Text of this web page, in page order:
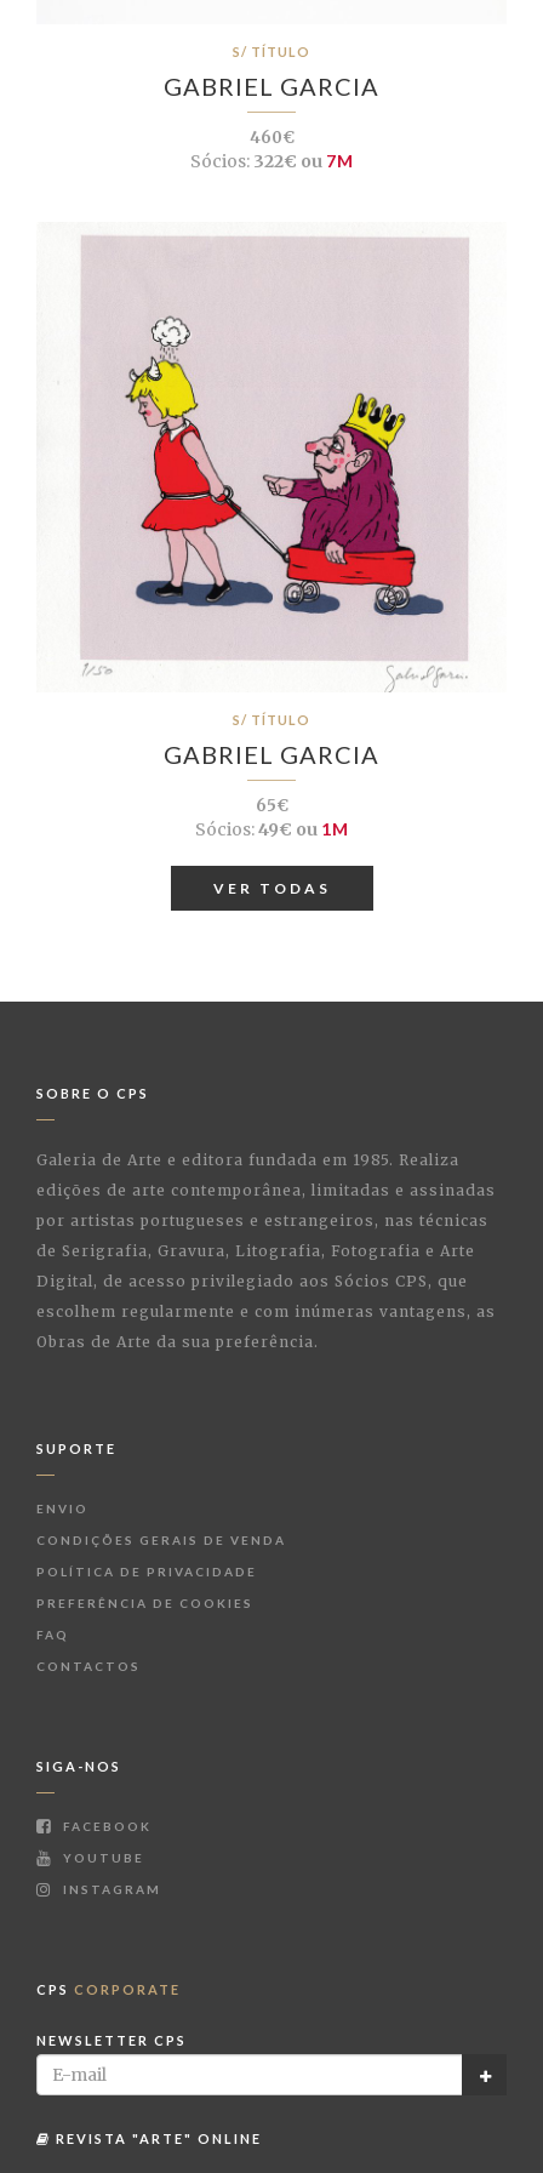
S/ TÍTULO
GABRIEL GARCIA
460€
Sócios:322€ ou 7M
S/ TÍTULO
GABRIEL GARCIA
65€
Sócios:49€ ou 1M
VER TODAS
SOBRE O CPS
Galeria de Arte e editora fundada em 1985. Realiza
edições de arte contemporânea, limitadas e assinadas
por artistas portugueses e estrangeiros, nas técnicas
de Serigrafia, Gravura, Litografia, Fotografia e Arte
Digital, de acesso privilegiado aos Sócios CPS, que
escolhem regularmente e com inúmeras vantagens, as
Obras de Arte da sua preferência.
SUPORTE
ENVIO
CONDIÇÕES GERAIS DE VENDA
POLÍTICA DE PRIVACIDADE
PREFERÊNCIA DE COOKIES
FAQ
CONTACTOS
SIGA-NOS
FACEBOOK
YOUTUBE
INSTAGRAM
CPS CORPORATE
NEWSLETTER CPS
REVISTA "ARTE" ONLINE